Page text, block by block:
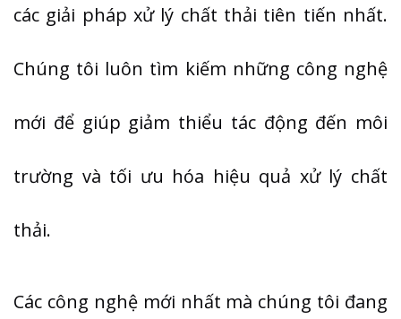
các giải pháp xử lý chất thải tiên tiến nhất.
Chúng tôi luôn tìm kiếm những công nghệ
mới để giúp giảm thiểu tác động đến môi
trường và tối ưu hóa hiệu quả xử lý chất
thải.
Các công nghệ mới nhất mà chúng tôi đang